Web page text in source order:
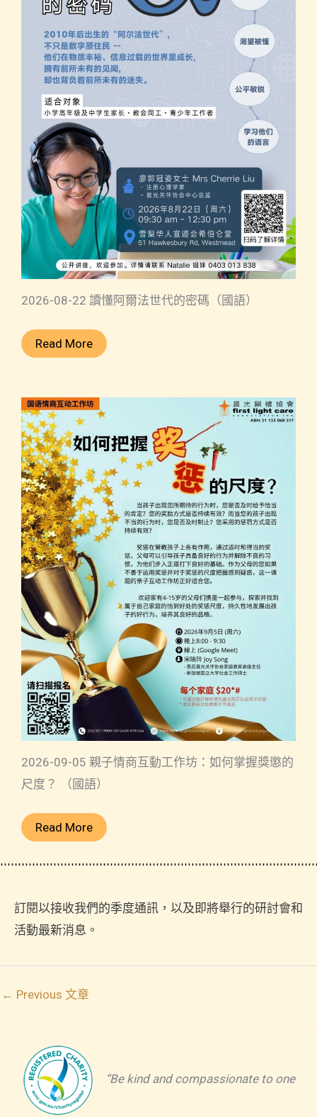
2026-08-22 讀懂阿爾法世代的密碼（國語）
Read More
2026-09-05 親子情商互動工作坊：如何掌握獎懲的
尺度？ （國語）
Read More
訂閱以接收我們的季度通訊，以及即將舉行的研討會和
活動最新消息。
← Previous 文章
“Be kind and compassionate to one